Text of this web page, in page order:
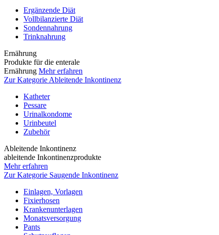
Ergänzende Diät
Vollbilanzierte Diät
Sondennahrung
Trinknahrung
Ernährung
Produkte für die enterale
Ernährung Mehr erfahren
Zur Kategorie Ableitende Inkontinenz
Katheter
Pessare
Urinalkondome
Urinbeutel
Zubehör
Ableitende Inkontinenz
ableitende Inkontinenzprodukte
Mehr erfahren
Zur Kategorie Saugende Inkontinenz
Einlagen, Vorlagen
Fixierhosen
Krankenunterlagen
Monatsversorgung
Pants